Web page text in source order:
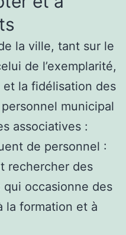
la ville, tant sur le
de l’exemplarité,
et la fidélisation des
municipal
associatives :
de personnel :
rechercher des
occasionne des
la formation et à